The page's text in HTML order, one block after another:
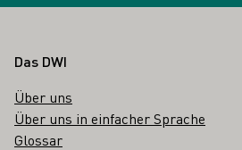
Fußbereich
Das DWI
Über uns
Über uns in einfacher Sprache
Glossar